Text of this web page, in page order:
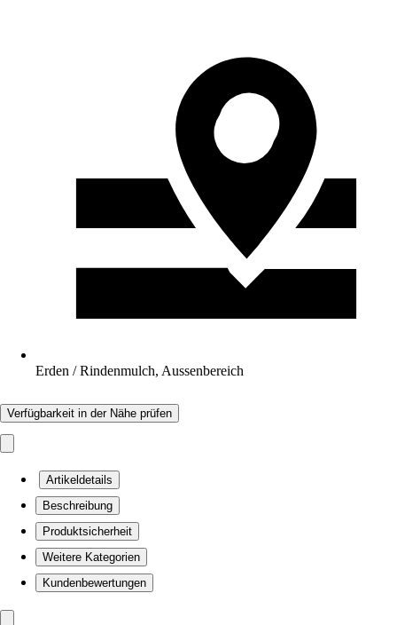
Erden / Rindenmulch, Aussenbereich
Verfügbarkeit in der Nähe prüfen
Artikeldetails
Beschreibung
Produktsicherheit
Weitere Kategorien
Kundenbewertungen